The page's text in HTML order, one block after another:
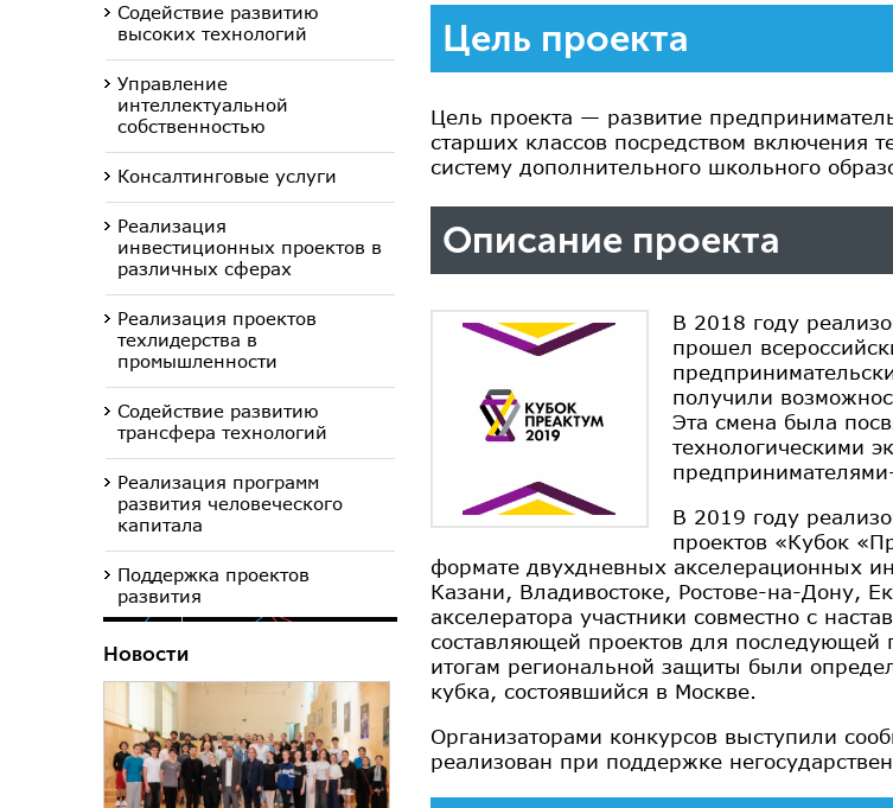
Цель проекта
Цель проекта — развитие
старших классов посредством включения
систему дополнительного школьного
Описание проекта
В 2018 году
прошел
получили
Эта смена была
технологическими
В 2019 году
проектов «Кубок
формате двухдневных акселерационных
Казани, Владивостоке, Ростове-на-Дону,
акселератора участники совместно с
составляющей проектов для последующей
итогам региональной защиты были
кубка, состоявшийся в Москве.
Организаторами конкурсов выступили
реализован при поддержке
Содействие развитию
высоких технологий
Управление
интеллектуальной
собственностью
Консалтинговые услуги
Реализация
инвестиционных проектов в
различных сферах
Реализация проектов
техлидерства в
промышленности
Содействие развитию
трансфера технологий
Реализация программ
развития человеческого
капитала
Поддержка проектов
развития
Новости